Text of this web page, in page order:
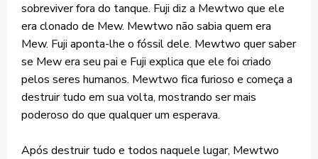
sobreviver fora do tanque. Fuji diz a Mewtwo que ele
era clonado de Mew. Mewtwo não sabia quem era
Mew. Fuji aponta-lhe o fóssil dele. Mewtwo quer saber
se Mew era seu pai e Fuji explica que ele foi criado
pelos seres humanos. Mewtwo fica furioso e começa a
destruir tudo em sua volta, mostrando ser mais
poderoso do que qualquer um esperava.
Após destruir tudo e todos naquele lugar, Mewtwo